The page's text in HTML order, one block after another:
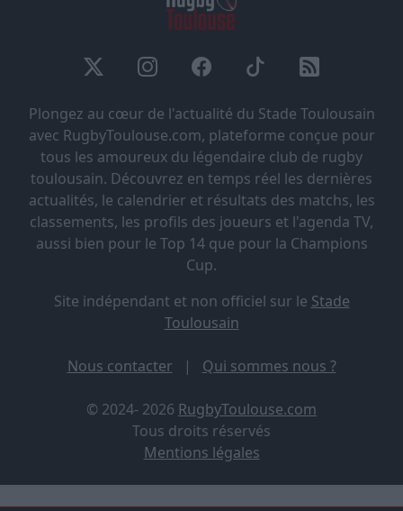
Plongez au cœur de l'actualité du Stade Toulousain
avec RugbyToulouse.com, plateforme conçue pour
tous les amoureux du légendaire club de rugby
toulousain. Découvrez en temps réel les dernières
actualités, le calendrier et résultats des matchs, les
classements, les profils des joueurs et l'agenda TV,
aussi bien pour le Top 14 que pour la Champions
Cup.
Site indépendant et non officiel sur le Stade
Toulousain
Nous contacter | Qui sommes nous ?
© 2024- 2026 RugbyToulouse.com
Tous droits réservés
Mentions légales